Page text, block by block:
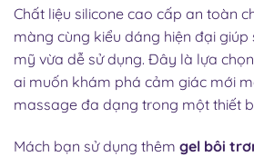
Chất liệu silicone cao cấp an toàn
màng cùng kiểu dáng hiện đại
mỹ vừa dễ sử dụng. Đây là lựa
ai muốn khám phá cảm giác mới
massage đa dạng trong một thiết
Mách bạn sử dụng thêm gel bôi